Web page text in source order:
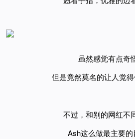
虽然感觉有点奇
但是竟然莫名的让人觉得
不过，和别的网红不
Ash这么做最主要的